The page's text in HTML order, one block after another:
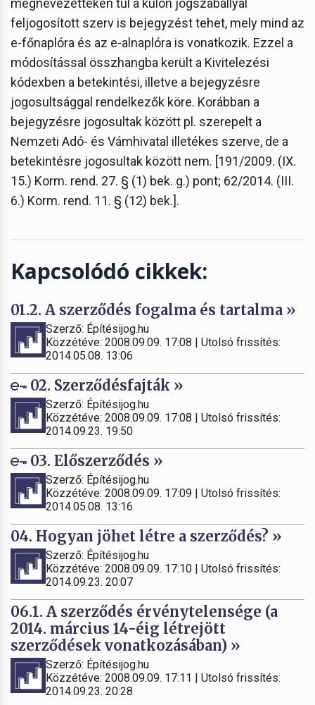
feljogosított szerv is bejegyzést tehet, mely mind az
e-főnaplóra és az e-alnaplóra is vonatkozik. Ezzel a
módosítással összhangba került a Kivitelezési
kódexben a betekintési, illetve a bejegyzésre
jogosultsággal rendelkezők köre. Korábban a
bejegyzésre jogosultak között pl. szerepelt a
Nemzeti Adó- és Vámhivatal illetékes szerve, de a
betekintésre jogosultak között nem. [191/2009. (IX.
15.) Korm. rend. 27. § (1) bek. g.) pont; 62/2014. (III.
6.) Korm. rend. 11. § (12) bek.].
Kapcsolódó cikkek:
01.2. A szerződés fogalma és tartalma »
Szerző: Építésijog.hu
Közzétéve: 2008.09.09. 17:08 | Utolsó frissítés:
2014.05.08. 13:06
02. Szerződésfajták »
Szerző: Építésijog.hu
Közzétéve: 2008.09.09. 17:08 | Utolsó frissítés:
2014.09.23. 19:50
03. Előszerződés »
Szerző: Építésijog.hu
Közzétéve: 2008.09.09. 17:09 | Utolsó frissítés:
2014.05.08. 13:16
04. Hogyan jöhet létre a szerződés? »
Szerző: Építésijog.hu
Közzétéve: 2008.09.09. 17:10 | Utolsó frissítés:
2014.09.23. 20:07
06.1. A szerződés érvénytelensége (a
2014. március 14-éig létrejött
szerződések vonatkozásában) »
Szerző: Építésijog.hu
Közzétéve: 2008.09.09. 17:11 | Utolsó frissítés:
2014.09.23. 20:28